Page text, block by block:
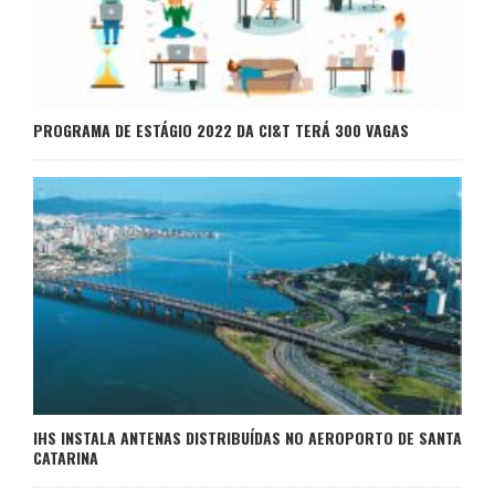
PROGRAMA DE ESTÁGIO 2022 DA CI&T TERÁ 300 VAGAS
IHS INSTALA ANTENAS DISTRIBUÍDAS NO AEROPORTO DE SANTA
CATARINA